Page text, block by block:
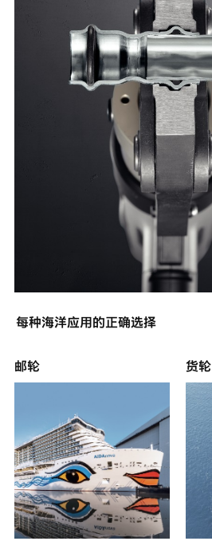
每种海洋应用的正确选择
邮轮 货轮